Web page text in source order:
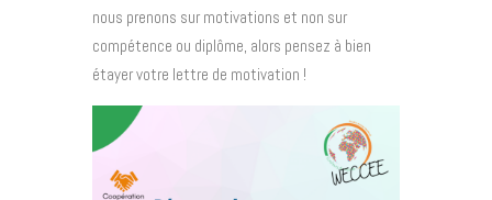
nous prenons sur motivations et non sur
compétence ou diplôme, alors pensez à bien
étayer votre lettre de motivation !